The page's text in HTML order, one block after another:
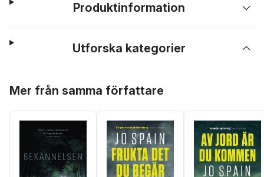
Produktinformation
Utforska kategorier
Mer från samma författare